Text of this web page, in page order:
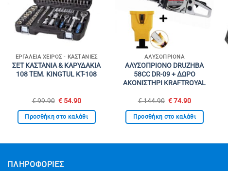
ΕΡΓΑΛΕΊΑ ΧΕΙΡΌΣ - ΚΑΣΤΆΝΙΕΣ
ΣΕΤ ΚΑΣΤΑΝΙΑ & ΚΑΡΥΔΑΚΙΑ
108 ΤΕΜ. KINGTUL KT-108
€99.90 Original
was:
€ 99.90.
€54.90Η
τιμή
είναι:
Προσθήκη στο καλάθι
ΑΛΥΣΟΠΡΊΟΝΑ
ΑΛΥΣΟΠΡΙΟΝΟ DRUZHBA
58CC DR-09 + ΔΩΡΟ
ΑΚΟΝΙΣΤΗΡΙ KRAFTROYAL
€144.90 Original
was:
€ 144.90.
€74.90Η
τιμή
είναι:
Προσθήκη στο καλάθι
ΠΛΗΡΟΦΟΡΙΕΣ